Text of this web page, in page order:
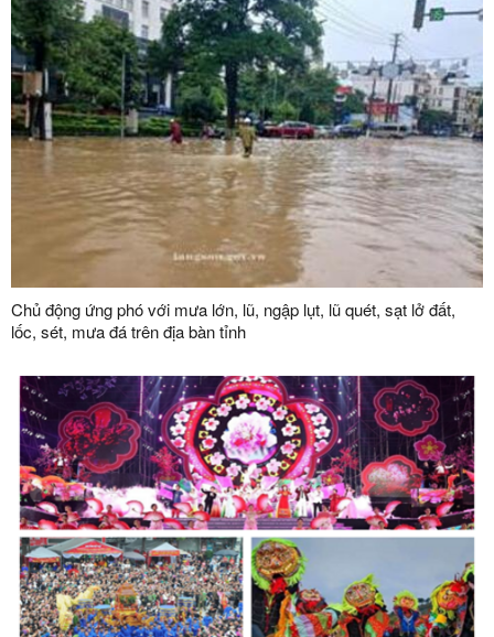
Chủ động ứng phó với mưa lớn, lũ, ngập lụt, lũ quét, sạt lở đất,
lốc, sét, mưa đá trên địa bàn tỉnh